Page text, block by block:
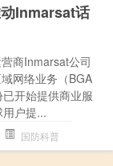
Inmarsat话
商Inmarsat公司
网络业务（BGA
开始提供商业服
户提...
国防科普